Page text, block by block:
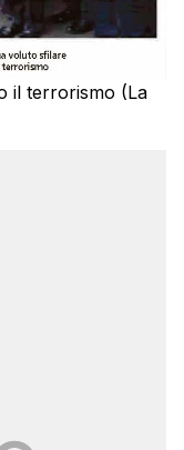
il terrorismo (La